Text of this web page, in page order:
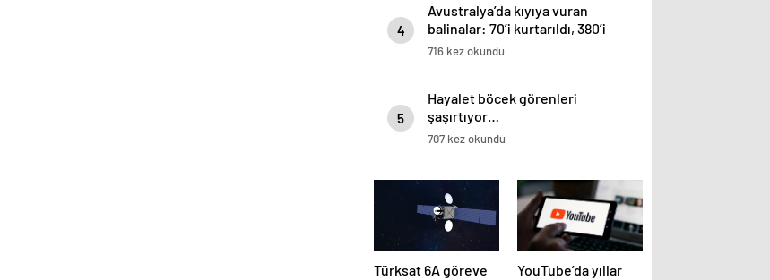
4
Avustralya’da kıyıya vuran
balinalar: 70’i kurtarıldı, 380’i
öldü
716 kez okundu
5
Hayalet böcek görenleri
şaşırtıyor…
707 kez okundu
Türksat 6A göreve
YouTube’da yıllar